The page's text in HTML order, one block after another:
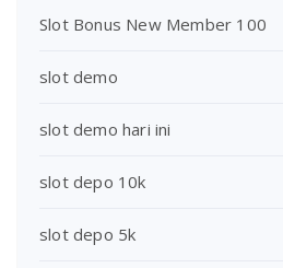
Slot Bonus New Member 100
slot demo
slot demo hari ini
slot depo 10k
slot depo 5k